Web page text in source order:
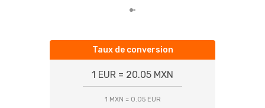
Taux de conversion
1 EUR = 20.05 MXN
1 MXN = 0.05 EUR